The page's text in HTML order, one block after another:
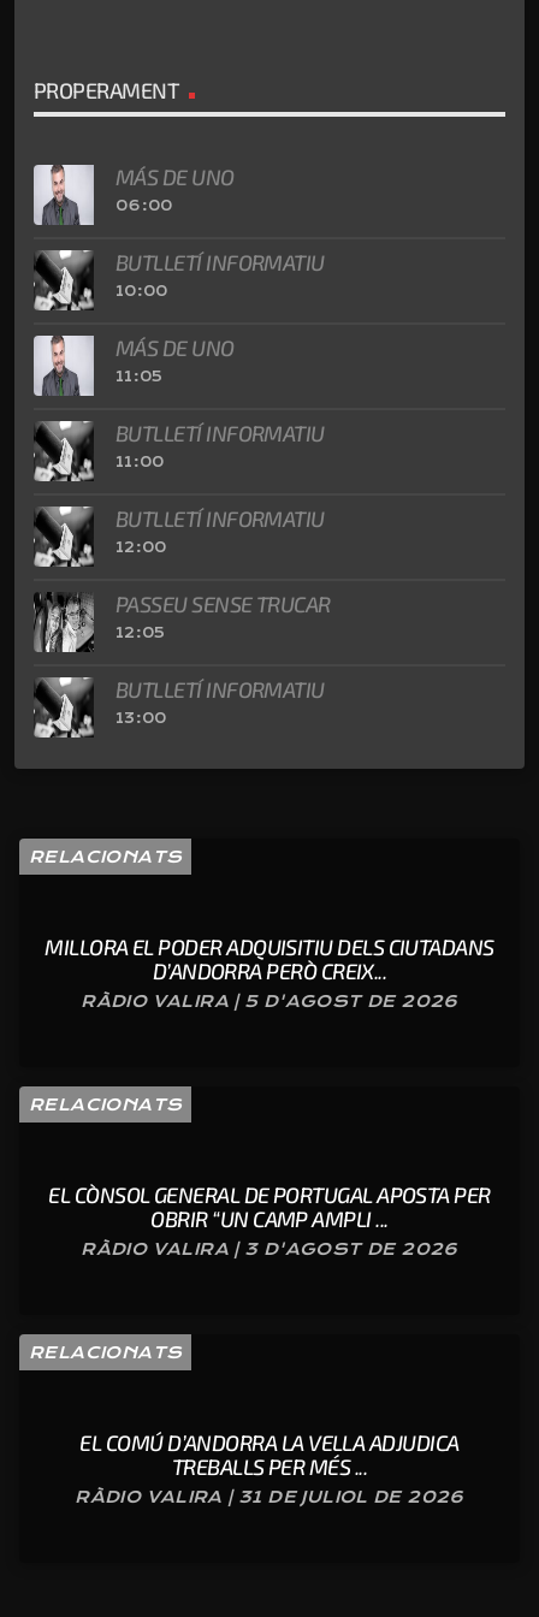
PROPERAMENT
MÁS DE UNO
06:00
BUTLLETÍ INFORMATIU
10:00
MÁS DE UNO
11:05
BUTLLETÍ INFORMATIU
11:00
BUTLLETÍ INFORMATIU
12:00
PASSEU SENSE TRUCAR
12:05
BUTLLETÍ INFORMATIU
13:00
RELACIONATS
MILLORA EL PODER ADQUISITIU DELS CIUTADANS
D’ANDORRA PERÒ CREIX...
RÀDIO VALIRA | 5 D'AGOST DE 2026
RELACIONATS
EL CÒNSOL GENERAL DE PORTUGAL APOSTA PER
OBRIR “UN CAMP AMPLI ...
RÀDIO VALIRA | 3 D'AGOST DE 2026
RELACIONATS
EL COMÚ D’ANDORRA LA VELLA ADJUDICA
TREBALLS PER MÉS ...
RÀDIO VALIRA | 31 DE JULIOL DE 2026